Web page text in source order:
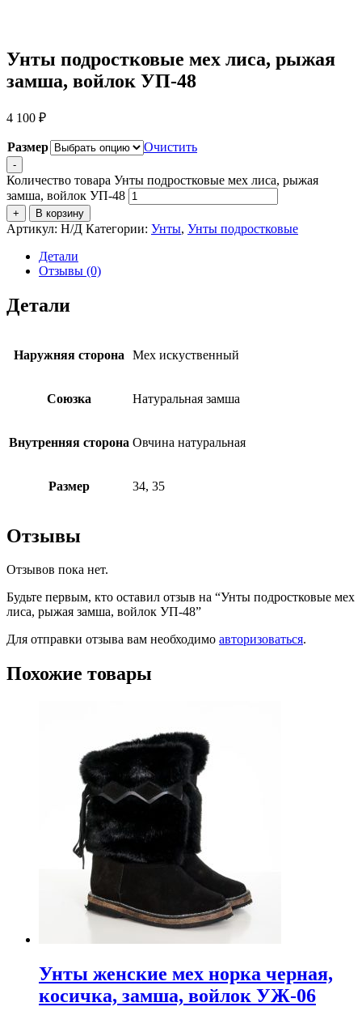
Унты подростковые мех лиса, рыжая
замша, войлок УП-48
4 100 ₽
Размер Очистить
-
Количество товара Унты подростковые мех лиса, рыжая
замша, войлок УП-48
+ В корзину
Артикул: Н/Д Категории: Унты, Унты подростковые
Детали
Отзывы (0)
Детали
Наружняя сторона Мех искуственный
Союзка Натуральная замша
Внутренняя сторона Овчина натуральная
Размер 34, 35
Отзывы
Отзывов пока нет.
Будьте первым, кто оставил отзыв на “Унты подростковые мех
лиса, рыжая замша, войлок УП-48”
Для отправки отзыва вам необходимо авторизоваться.
Похожие товары
Унты женские мех норка черная,
косичка, замша, войлок УЖ-06